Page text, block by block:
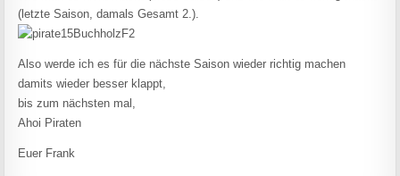
(letzte Saison, damals Gesamt 2.).
Also werde ich es für die nächste Saison wieder richtig machen
damits wieder besser klappt,
bis zum nächsten mal,
Ahoi Piraten
Euer Frank